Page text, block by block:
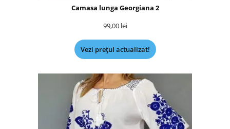
Camasa lunga Georgiana 2
99,00 lei
Vezi prețul actualizat!